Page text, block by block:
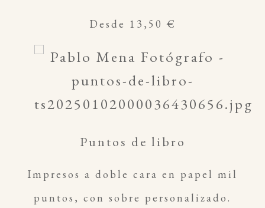
Desde 13,50 €
Puntos de libro
Impresos a doble cara en papel mil
puntos, con sobre personalizado.